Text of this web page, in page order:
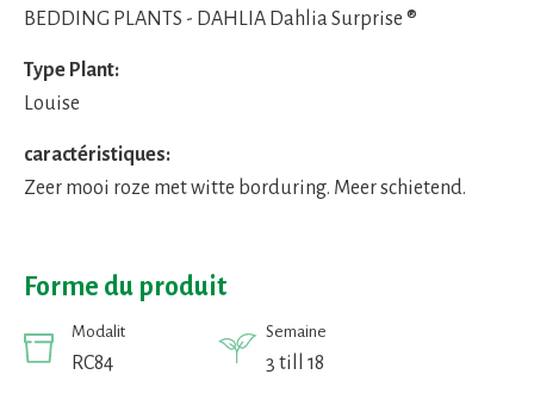
BEDDING PLANTS - DAHLIA Dahlia Surprise ®
Type Plant:
Louise
caractéristiques:
Zeer mooi roze met witte borduring. Meer schietend.
Forme du produit
Modalit
RC84
Semaine
3 till 18